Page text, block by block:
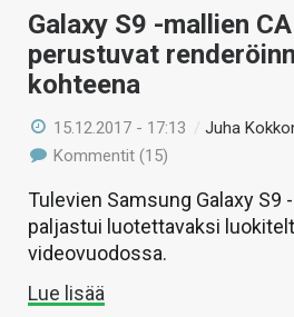
Galaxy S9 -mallien
perustuvat
kohteena
15.12.2017 - 17:13 /Juha
Kommentit (15)
Tulevien Samsung Galaxy S9
paljastui luotettavaksi
videovuodossa.
Lue lisää